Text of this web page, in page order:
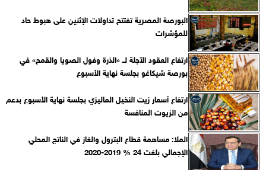
البورصة المصرية تفتتح تداولات الإثنين على هبوط حاد
للمؤشرات
ارتفاع العقود الآجلة لــ «الذرة وفول الصويا والقمح» في
بورصة شيكاغو بجلسة نهاية الأسبوع
ارتفاع أسعار زيت النخيل الماليزي بجلسة نهاية الأسبوع بدعم
من الزيوت المنافسة
الملا: مساهمة قطاع البترول والغاز في الناتج المحلي
الإجمالي بلغت 24 % 2019-2020